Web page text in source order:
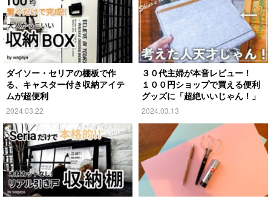
ダイソー・セリアの棚板で作
る、キャスター付き収納アイテ
ムが超便利
2024.03.22
３０代主婦が本音レビュー！
１００円ショップで買える便利
グッズに「超絶いいじゃん！」
2024.03.13